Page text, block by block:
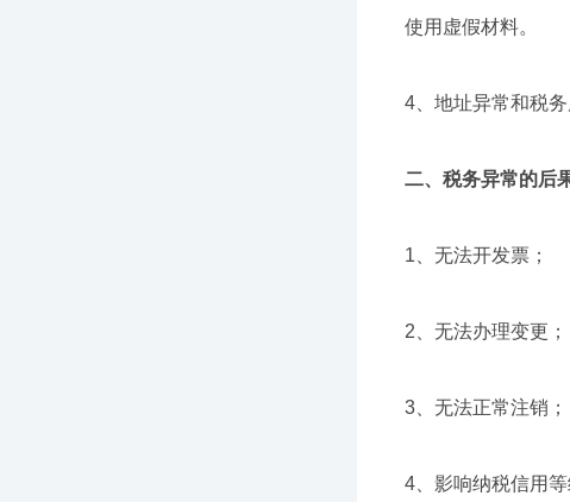
使用虚假材料。
4、地址异常和税务
二、税务异常的后
1、无法开发票；
2、无法办理变更；
3、无法正常注销；
4、影响纳税信用等